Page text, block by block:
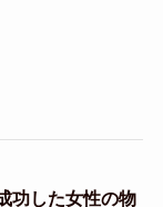
功した女性の物